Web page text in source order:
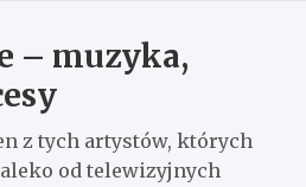
– muzyka,
z tych artystów, których
od telewizyjnych